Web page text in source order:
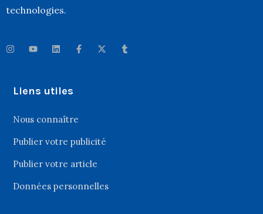
technologies.
Liens utiles
Nous connaître
Publier votre publicité
Publier votre article
Données personnelles